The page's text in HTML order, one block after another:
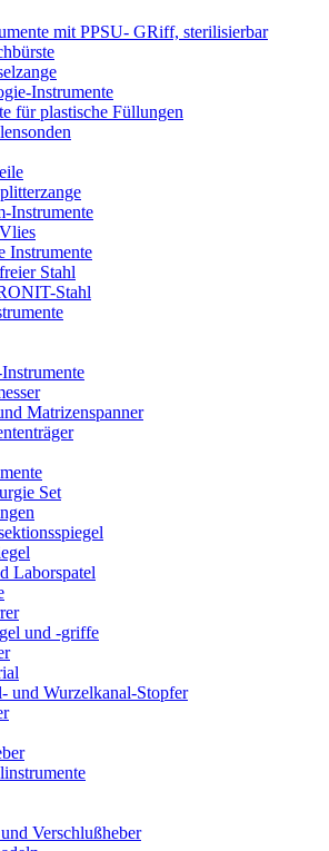
mit PPSU- GRiff, sterilisierbar
Instrumente
für plastische Füllungen
Instrumente
Instrumente
Stahl
Stahl
Matrizenspanner
Set
Laborspatel
und -griffe
und Wurzelkanal-Stopfer
Verschlußheber